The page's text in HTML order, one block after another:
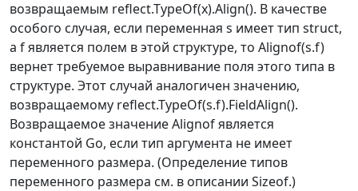
возвращаемым reflect.TypeOf(x).Align(). В качестве
особого случая, если переменная s имеет тип struct,
а f является полем в этой структуре, то Alignof(s.f)
вернет требуемое выравнивание поля этого типа в
структуре. Этот случай аналогичен значению,
возвращаемому reflect.TypeOf(s.f).FieldAlign().
Возвращаемое значение Alignof является
константой Go, если тип аргумента не имеет
переменного размера. (Определение типов
переменного размера см. в описании Sizeof.)